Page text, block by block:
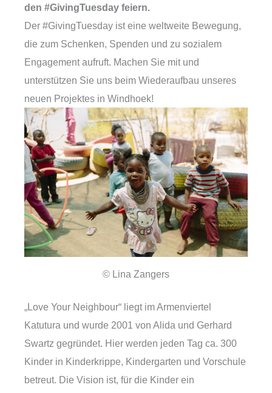
den #GivingTuesday feiern.
Der #GivingTuesday ist eine weltweite Bewegung,
die zum Schenken, Spenden und zu sozialem
Engagement aufruft. Machen Sie mit und
unterstützen Sie uns beim Wiederaufbau unseres
neuen Projektes in Windhoek!
© Lina Zangers
„Love Your Neighbour“ liegt im Armenviertel
Katutura und wurde 2001 von Alida und Gerhard
Swartz gegründet. Hier werden jeden Tag ca. 300
Kinder in Kinderkrippe, Kindergarten und Vorschule
betreut. Die Vision ist, für die Kinder ein